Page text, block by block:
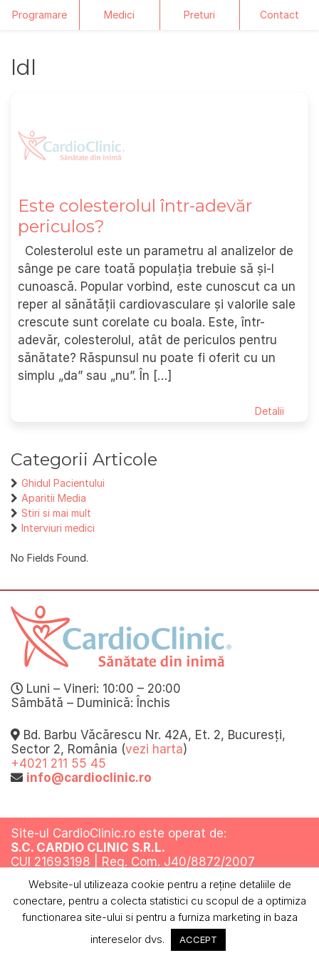
Programare Medici Preturi Contact
ldl
Este colesterolul într-adevăr
periculos?
Colesterolul este un parametru al analizelor de
sânge pe care toată populația trebuie să și-l
cunoască. Popular vorbind, este cunoscut ca un
reper al sănătății cardiovasculare și valorile sale
crescute sunt corelate cu boala. Este, într-
adevăr, colesterolul, atât de periculos pentru
sănătate? Răspunsul nu poate fi oferit cu un
simplu „da” sau „nu”. În […]
Detalii
Categorii Articole
Ghidul Pacientului
Aparitii Media
Stiri si mai mult
Interviuri medici
No Fields Found.
Luni – Vineri: 10:00 – 20:00
Sâmbătă – Duminică: Închis
Bd. Barbu Văcărescu Nr. 42A, Et. 2, Bucuresți,
Sector 2, România (vezi harta)
+4021 211 55 45
info@cardioclinic.ro
Site-ul CardioClinic.ro este operat de:
S.C. CARDIO CLINIC S.R.L.
CUI 21693198 | Reg. Com. J40/8872/2007
Toate drepturile rezervate @ 2019
Termeni si conditii Politica de confidentialitate
Politica cookies
ANPC
Website-ul utilizeaza cookie pentru a reţine detaliile de
conectare, pentru a colecta statistici cu scopul de a optimiza
functionarea site-ului si pentru a furniza marketing in baza
intereselor dvs.
ACCEPT